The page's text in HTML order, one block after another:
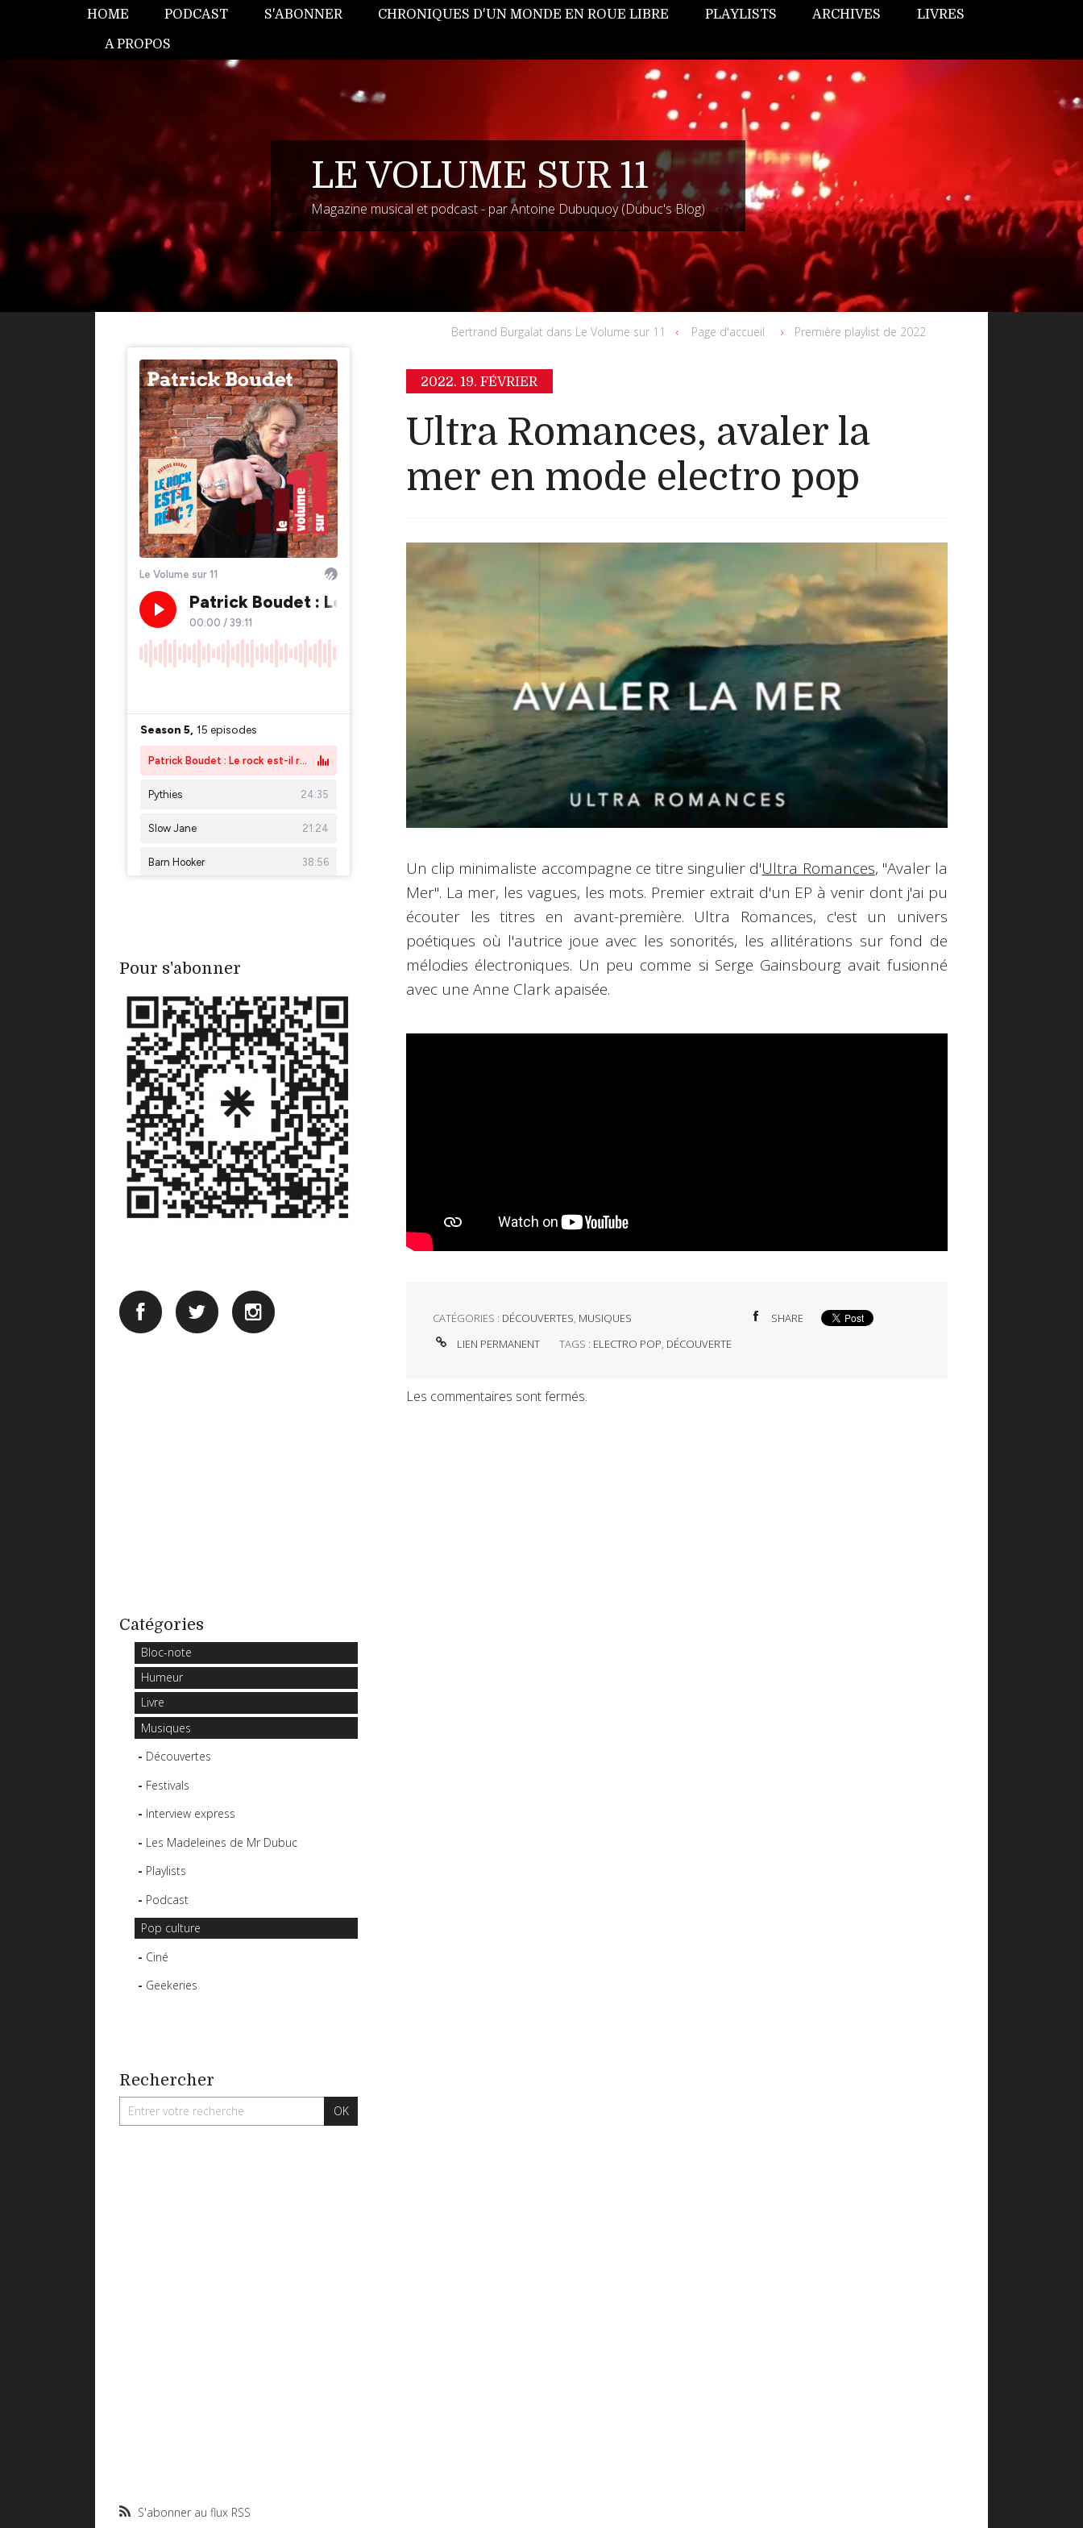
HOME PODCAST S'ABONNER CHRONIQUES D'UN MONDE EN ROUE LIBRE PLAYLISTS ARCHIVES LIVRES
A PROPOS
LE VOLUME SUR 11
Magazine musical et podcast - par Antoine Dubuquoy (Dubuc's Blog)
Pour s'abonner
Catégories
Bloc-note
Humeur
Livre
Musiques
Découvertes
Festivals
Interview express
Les Madeleines de Mr Dubuc
Playlists
Podcast
Pop culture
Ciné
Geekeries
Rechercher
S'abonner au flux RSS
Bertrand Burgalat dans Le Volume sur 11 Page d'accueil Première playlist de 2022
2022. 19. FÉVRIER
Ultra Romances, avaler la
mer en mode electro pop
Un clip minimaliste accompagne ce titre singulier d'Ultra Romances, "Avaler la
Mer". La mer, les vagues, les mots. Premier extrait d'un EP à venir dont j'ai pu
écouter les titres en avant-première. Ultra Romances, c'est un univers
poétiques où l'autrice joue avec les sonorités, les allitérations sur fond de
mélodies électroniques. Un peu comme si Serge Gainsbourg avait fusionné
avec une Anne Clark apaisée.
CATÉGORIES : DÉCOUVERTES, MUSIQUES
SHARE
LIEN PERMANENT
TAGS : ELECTRO POP, DÉCOUVERTE
Les commentaires sont fermés.